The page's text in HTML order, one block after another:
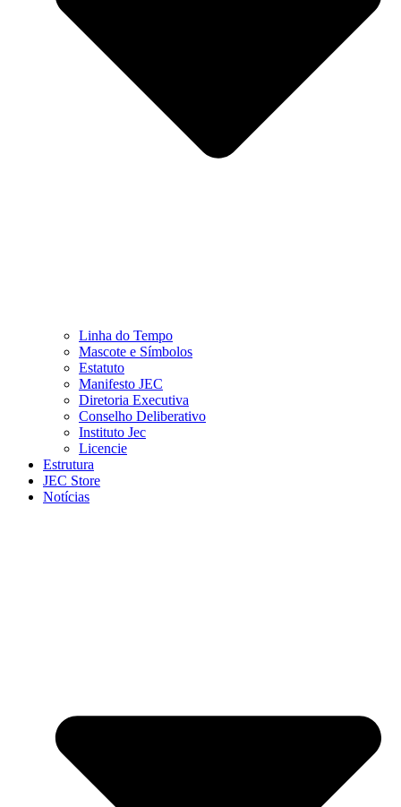
Linha do Tempo
Mascote e Símbolos
Estatuto
Manifesto JEC
Diretoria Executiva
Conselho Deliberativo
Instituto Jec
Licencie
Estrutura
JEC Store
Notícias